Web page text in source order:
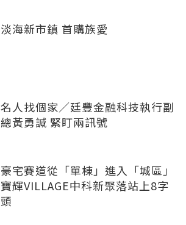
淡海新市鎮 首購族愛
名人找個家／廷豐金融科技執行副
總黃勇諴 緊盯兩訊號
豪宅賽道從「單棟」進入「城區」
寶輝VILLAGE中科新聚落站上8字
頭